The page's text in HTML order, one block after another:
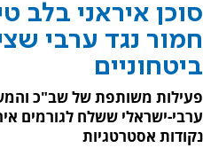
סוכן איראני בלב
חמור נגד ערבי
ביטחוניים
פעילות משותפת של שב"כ
ערבי-ישראלי ששלח לגורמים
נקודות אסטרטגיות